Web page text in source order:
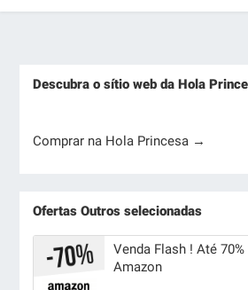
Descubra o sítio web da Hola
Comprar na Hola Princesa →
Ofertas Outros selecionadas
Venda Flash ! Até
Amazon